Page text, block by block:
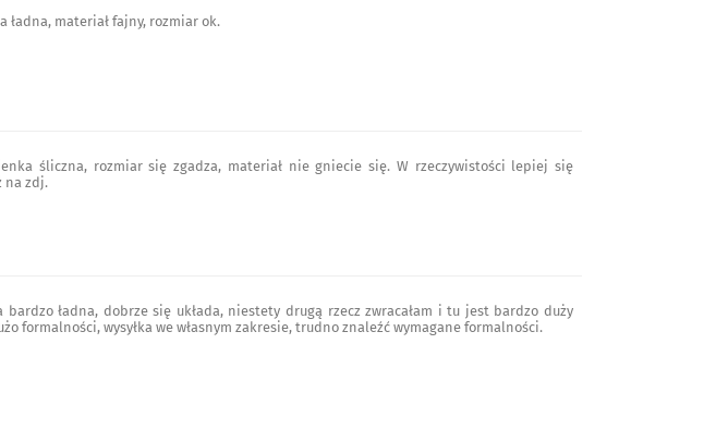
ładna, materiał fajny, rozmiar ok.
śliczna, rozmiar się zgadza, materiał nie gniecie się. W rzeczywistości lepiej się
na zdj.
bardzo ładna, dobrze się układa, niestety drugą rzecz zwracałam i tu jest bardzo duży
formalności, wysyłka we własnym zakresie, trudno znaleźć wymagane formalności.